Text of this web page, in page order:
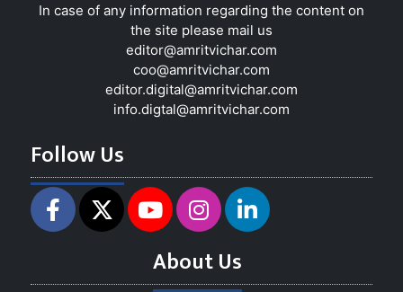
In case of any information regarding the content on
the site please mail us
editor@amritvichar.com
coo@amritvichar.com
editor.digital@amritvichar.com
info.digtal@amritvichar.com
Follow Us
About Us